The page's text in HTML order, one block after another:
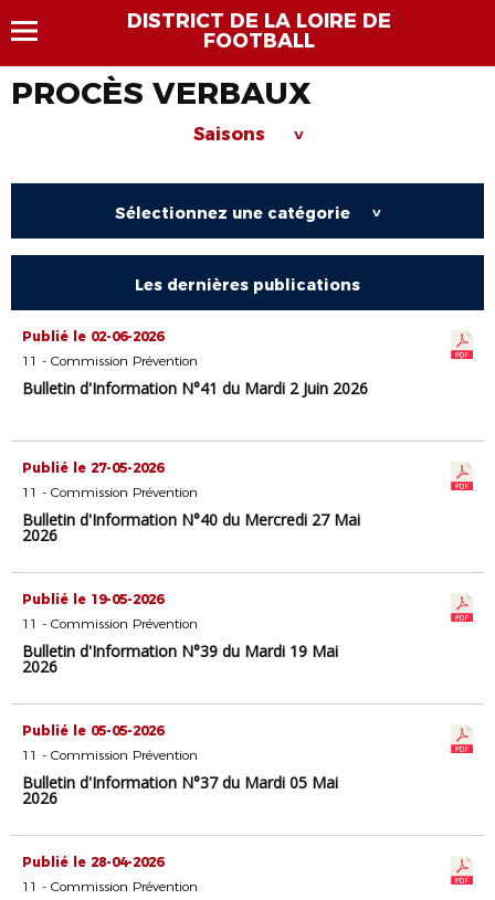
DISTRICT DE LA LOIRE DE
FOOTBALL
PROCÈS VERBAUX
Saisons >
Sélectionnez une catégorie >
Les dernières publications
Publié le 02-06-2026
11 - Commission Prévention
Bulletin d'Information N°41 du Mardi 2 Juin 2026
Publié le 27-05-2026
11 - Commission Prévention
Bulletin d'Information N°40 du Mercredi 27 Mai
2026
Publié le 19-05-2026
11 - Commission Prévention
Bulletin d'Information N°39 du Mardi 19 Mai
2026
Publié le 05-05-2026
11 - Commission Prévention
Bulletin d'Information N°37 du Mardi 05 Mai
2026
Publié le 28-04-2026
11 - Commission Prévention